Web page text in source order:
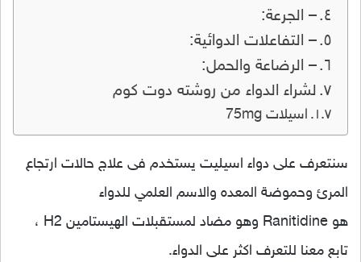
– الجرعة:
– التفاعلات الدوائية:
– الرضاعة والحمل:
لشراء الدواء من روشته دوت كوم
اسيلات 75mg
سنتعرف على دواء اسيليت يستخدم فى علاج حالات ارتجاع
المرئ وحموضة المعده والاسم العلمي للدواء
هو Ranitidine وهو مضاد لمستقبلات الهيستامين H2 ،
تابع معنا للتعرف اكثر على الدواء.